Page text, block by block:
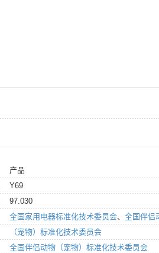
产品
Y69
97.030
全国家用电器标准化技术委员会、 全国伴侣
（宠物）标准化技术委员会
全国伴侣动物（宠物）标准化技术委员会